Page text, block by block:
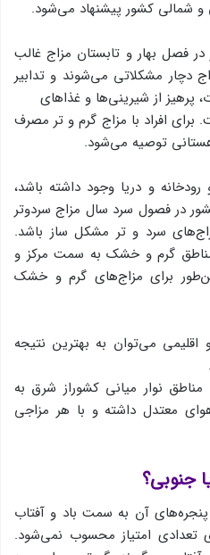
شمالی كشور پیشنهاد می‌شود.
فصل بهار و تابستان مزاج غالب
دچار مشكلاتی می‌شوند و تدابیر
از شیرینی‌ها و غذاهای
افراد با مزاج گرم و تر مصرف
توصیه می‌شود.
و دریا وجود داشته باشد،
در فصول سرد سال مزاج سرد‌و‌تر
سرد و تر مشكل ساز باشد.
مناطق گرم و خشك به سمت مركز و
برای مزاج‌های گرم و خشك
می‌توان به بهترین نتیجه
مناطق نوار میانی كشوراز شرق به
معتدل داشته و با هر مزاجی
جنوبی؟
آن به سمت باد و آفتاب
تعدادی امتیاز محسوب نمی‌شود.